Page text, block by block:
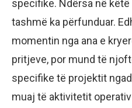
specifike. Ndërsa në
tashmë ka përfunduar.
momentin nga ana e
pritjeve, por mund të
specifike të projektit
muaj të aktivitetit